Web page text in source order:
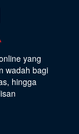
yang
wadah bagi
hingga